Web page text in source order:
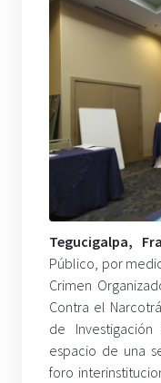
Tegucigalpa,
Público, por
Crimen
Contra el
de Investigación
espacio de una
foro